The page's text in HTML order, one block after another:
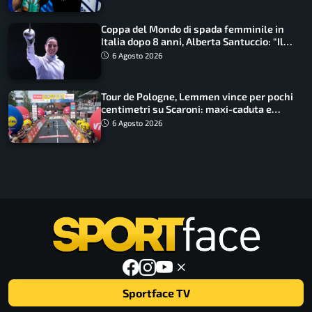
Coppa del Mondo di spada femminile in
Italia dopo 8 anni, Alberta Santuccio: “Il
lavoro dà sempre i suoi frutti”
6 Agosto 2026
Tour de Pologne, Lemmen vince per pochi
centimetri su Scaroni: maxi-caduta e
tappa accorciata
6 Agosto 2026
Sportface TV